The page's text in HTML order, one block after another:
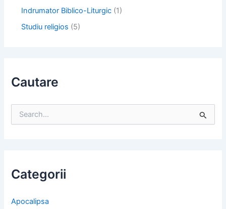
Indrumator Biblico-Liturgic (1)
Studiu religios (5)
Cautare
f
o
:
Categorii
Apocalipsa